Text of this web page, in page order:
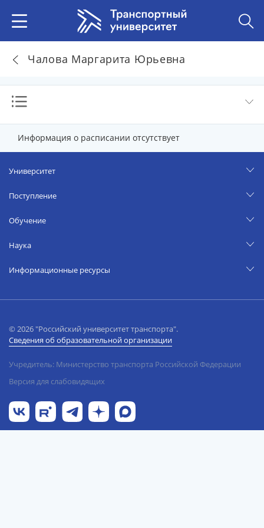
Чалова Маргарита Юрьевна
Информация о расписании отсутствует
Университет
Поступление
Обучение
Наука
Информационные ресурсы
© 2026 "Российский университет транспорта".
Сведения об образовательной организации
Учредитель: Министерство транспорта Российской Федерации
Версия для слабовидящих